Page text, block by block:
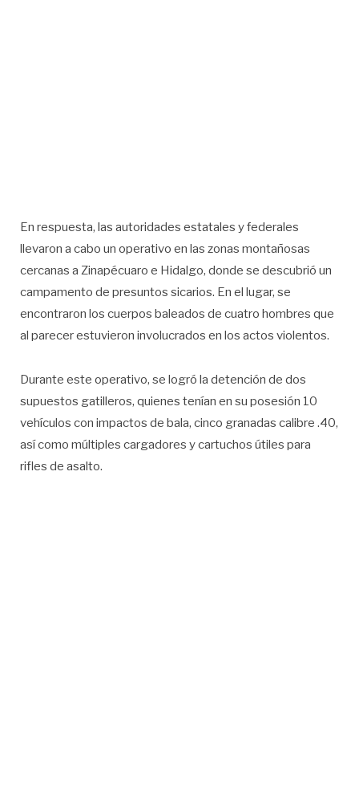
En respuesta, las autoridades estatales y federales
llevaron a cabo un operativo en las zonas montañosas
cercanas a Zinapécuaro e Hidalgo, donde se descubrió un
campamento de presuntos sicarios. En el lugar, se
encontraron los cuerpos baleados de cuatro hombres que
al parecer estuvieron involucrados en los actos violentos.
Durante este operativo, se logró la detención de dos
supuestos gatilleros, quienes tenían en su posesión 10
vehículos con impactos de bala, cinco granadas calibre .40,
así como múltiples cargadores y cartuchos útiles para
rifles de asalto.